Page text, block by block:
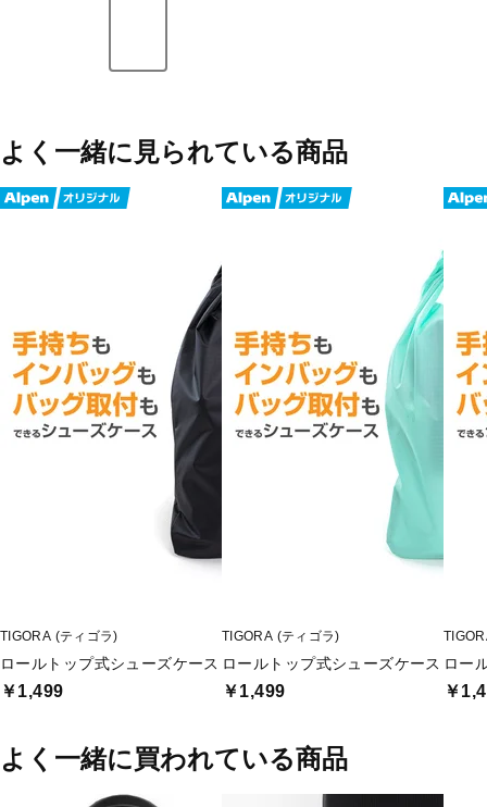
よく一緒に見られている商品
TIGORA (ティゴラ)
ロールトップ式シューズケース
￥1,499
TIGORA (ティゴラ)
ロールトップ式シューズケース
￥1,499
ロー
￥
よく一緒に買われている商品